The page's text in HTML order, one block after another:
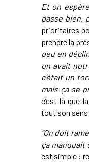
Et on
passe bien,
prioritaires
prendre la
peu en
on avait
c’était un
mais ça se
c’est là que
tout son sens
"On doit
ça manquait
est simple :